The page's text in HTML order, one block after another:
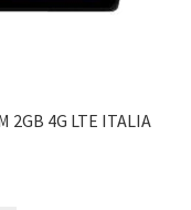
2GB 4G LTE ITALIA